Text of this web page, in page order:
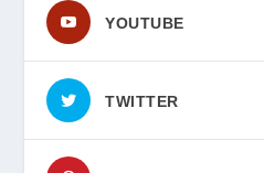
YOUTUBE
TWITTER